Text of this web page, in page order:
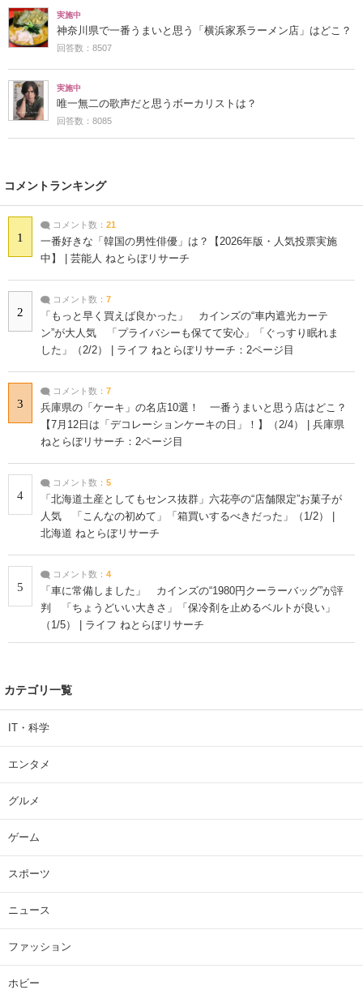
実施中
神奈川県で一番うまいと思う「横浜家系ラーメン店」はどこ？
回答数：8507
実施中
唯一無二の歌声だと思うボーカリストは？
回答数：8085
コメントランキング
1
コメント数： 21
一番好きな「韓国の男性俳優」は？【2026年版・人気投票実施
中】 | 芸能人 ねとらぼリサーチ
2
コメント数： 7
「もっと早く買えば良かった」 カインズの“車内遮光カーテ
ン”が大人気 「プライバシーも保てて安心」「ぐっすり眠れま
した」（2/2） | ライフ ねとらぼリサーチ：2ページ目
3
コメント数： 7
兵庫県の「ケーキ」の名店10選！ 一番うまいと思う店はどこ？
【7月12日は「デコレーションケーキの日」！】（2/4） | 兵庫県
ねとらぼリサーチ：2ページ目
4
コメント数： 5
「北海道土産としてもセンス抜群」六花亭の“店舗限定”お菓子が
人気 「こんなの初めて」「箱買いするべきだった」（1/2） |
北海道 ねとらぼリサーチ
5
コメント数： 4
「車に常備しました」 カインズの“1980円クーラーバッグ”が評
判 「ちょうどいい大きさ」「保冷剤を止めるベルトが良い」
（1/5） | ライフ ねとらぼリサーチ
カテゴリ一覧
IT・科学
エンタメ
グルメ
ゲーム
スポーツ
ニュース
ファッション
ホビー